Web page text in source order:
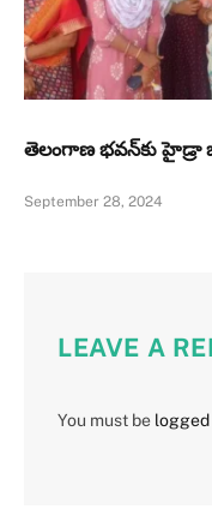
తెలంగాణ భవన్‌కు హైడ్రా
September 28, 2024
LEAVE A
You must be logged